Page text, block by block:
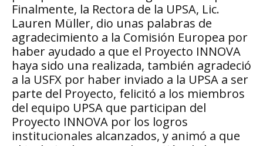
Finalmente, la Rectora de la UPSA, Lic.
Lauren Müller, dio unas palabras de
agradecimiento a la Comisión Europea por
haber ayudado a que el Proyecto INNOVA
haya sido una realizada, también agradeció
a la USFX por haber inviado a la UPSA a ser
parte del Proyecto, felicitó a los miembros
del equipo UPSA que participan del
Proyecto INNOVA por los logros
institucionales alcanzados, y animó a que